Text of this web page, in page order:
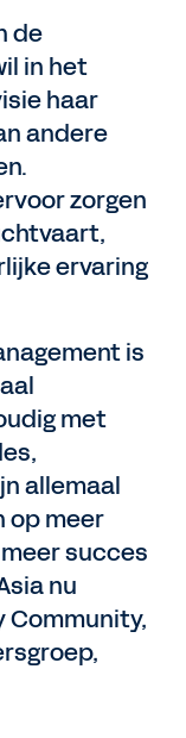
de
in het
haar
andere
zorgen
ervaring
is
met
allemaal
op meer
succes
nu
Community,